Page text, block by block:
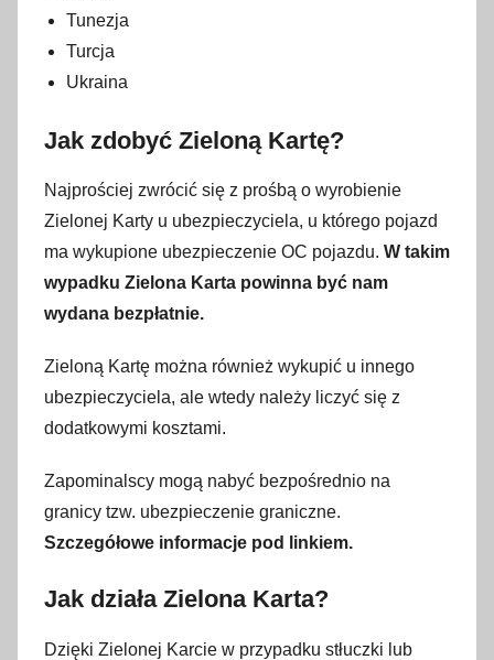
Tunezja
Turcja
Ukraina
Jak zdobyć Zieloną Kartę?
Najprościej zwrócić się z prośbą o wyrobienie
Zielonej Karty u ubezpieczyciela, u którego pojazd
ma wykupione ubezpieczenie OC pojazdu. W takim
wypadku Zielona Karta powinna być nam
wydana bezpłatnie.
Zieloną Kartę można również wykupić u innego
ubezpieczyciela, ale wtedy należy liczyć się z
dodatkowymi kosztami.
Zapominalscy mogą nabyć bezpośrednio na
granicy tzw. ubezpieczenie graniczne.
Szczegółowe informacje pod linkiem.
Jak działa Zielona Karta?
Dzięki Zielonej Karcie w przypadku stłuczki lub